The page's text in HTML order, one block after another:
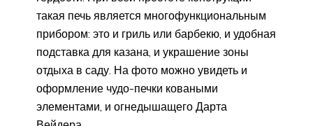
такая печь является многофункциональным
прибором: это и гриль или барбекю, и удобная
подставка для казана, и украшение зоны
отдыха в саду. На фото можно увидеть и
оформление чудо-печки коваными
элементами, и огнедышащего Дарта